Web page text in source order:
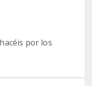
por los